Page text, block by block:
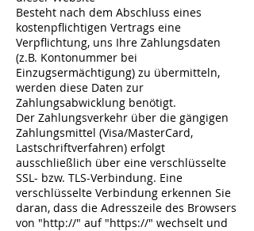
Besteht nach dem Abschluss eines
kostenpflichtigen Vertrags eine
Verpflichtung, uns Ihre Zahlungsdaten
(z.B. Kontonummer bei
Einzugsermächtigung) zu übermitteln,
werden diese Daten zur
Zahlungsabwicklung benötigt.
Der Zahlungsverkehr über die gängigen
Zahlungsmittel (Visa/MasterCard,
Lastschriftverfahren) erfolgt
ausschließlich über eine verschlüsselte
SSL- bzw. TLS-Verbindung. Eine
verschlüsselte Verbindung erkennen Sie
daran, dass die Adresszeile des Browsers
von "http://" auf "https://" wechselt und